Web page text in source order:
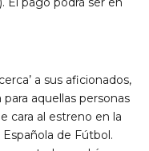
a sus aficionados,
aquellas personas
cara al estreno en la
de Fútbol.